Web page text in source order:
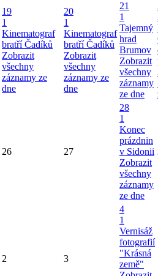
19
1
Kinematograf
bratří Čadíků
Zobrazit
všechny
záznamy ze
dne
20
1
Kinematograf
bratří Čadíků
Zobrazit
všechny
záznamy ze
dne
21
1
Tajemný
hrad
Brumov
Zobrazit
všechny
záznamy
ze dne
26 27
28
1
Konec
prázdnin
v Sidonii
Zobrazit
všechny
záznamy
ze dne
2 3
4
1
Vernisáž
fotografií
"Krásná
země"